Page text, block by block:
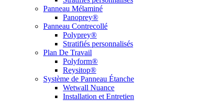
Panneau Mélaminé
Panoprey®
Panneau Contrecollé
Polyprey®
Stratifiés personnalisés
Plan De Travail
Polyform®
Reysitop®
Système de Panneau Étanche
Wetwall Nuance
Installation et Entretien